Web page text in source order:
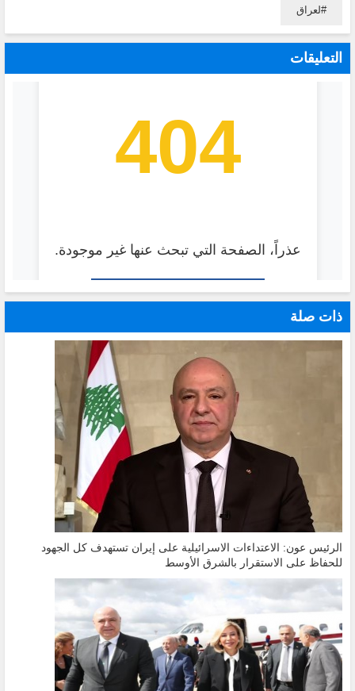
لعراق
التعليقات
ذات صلة
الرئيس عون: الاعتداءات الاسرائيلية على إيران تستهدف كل الجهود
للحفاظ على الاستقرار بالشرق الأوسط